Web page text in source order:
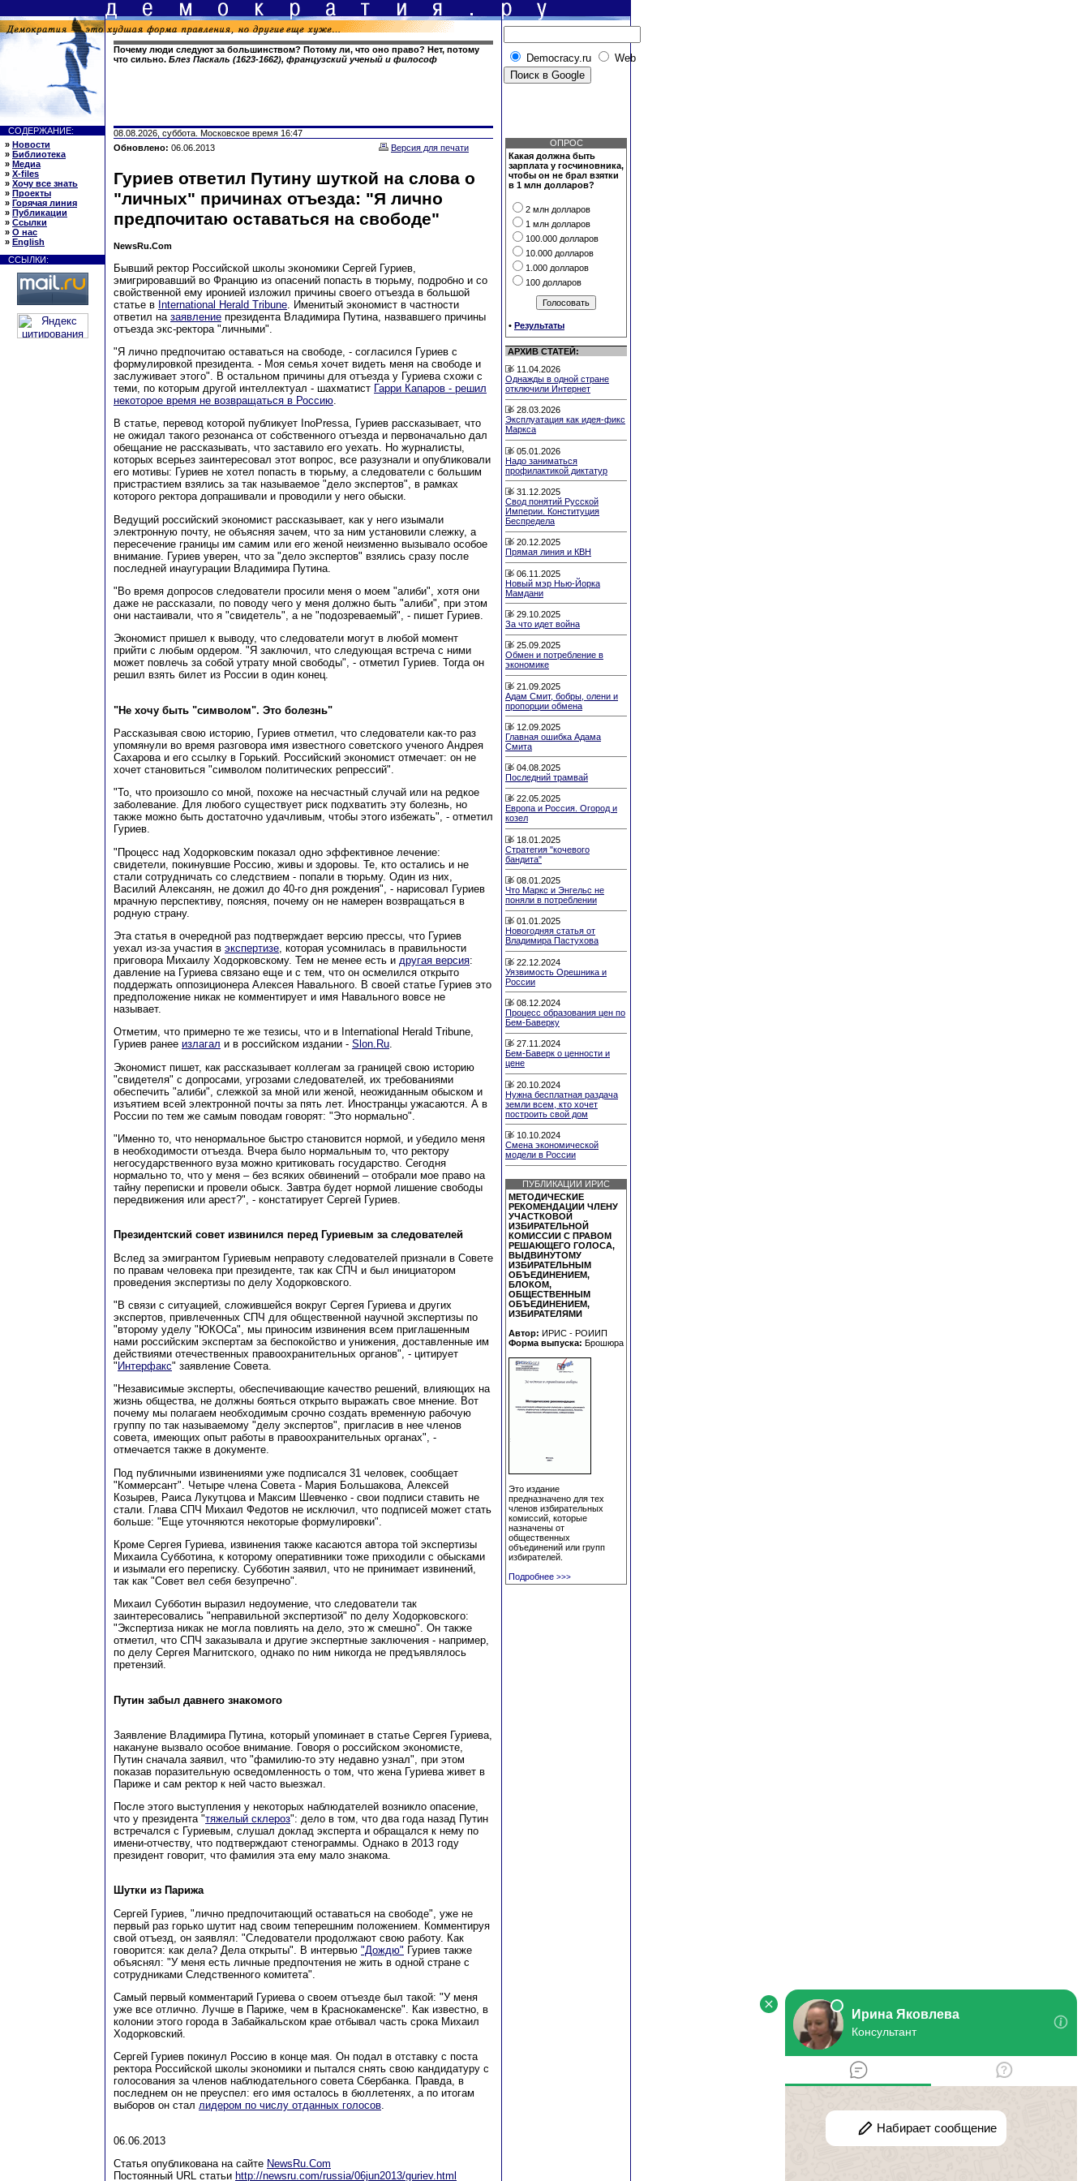
Почему люди следуют за большинством? Потому ли, что оно право? Нет, потому
что сильно. Блез Паскаль (1623-1662), французский ученый и философ Democracy.ru Web
СОДЕРЖАНИЕ:
» Новости
» Библиотека
» Медиа
» X-files
» Хочу все знать
» Проекты
» Горячая линия
» Публикации
» Ссылки
» О нас
» English
ССЫЛКИ:
08.08.2026, суббота. Московское время 16:47
Обновлено: 06.06.2013 Версия для печати
Гуриев ответил Путину шуткой на слова о
"личных" причинах отъезда: "Я лично
предпочитаю оставаться на свободе"
NewsRu.Com
Бывший ректор Российской школы экономики Сергей Гуриев,
эмигрировавший во Францию из опасений попасть в тюрьму, подробно и со
свойственной ему иронией изложил причины своего отъезда в большой
статье в International Herald Tribune . Именитый экономист в частности
ответил на заявление президента Владимира Путина, назвавшего причины
отъезда экс-ректора "личными".
"Я лично предпочитаю оставаться на свободе, - согласился Гуриев с
формулировкой президента. - Моя семья хочет видеть меня на свободе и
заслуживает этого". В остальном причины для отъезда у Гуриева схожи с
теми, по которым другой интеллектуал - шахматист Гарри Капаров - решил
некоторое время не возвращаться в Россию
В статье, перевод которой публикует InoPressa, Гуриев рассказывает, что
не ожидал такого резонанса от собственного отъезда и первоначально дал
обещание не рассказывать, что заставило его уехать. Но журналисты,
которых всерьез заинтересовал этот вопрос, все разузнали и опубликовали
его мотивы: Гуриев не хотел попасть в тюрьму, а следователи с большим
пристрастием взялись за так называемое "дело экспертов", в рамках
которого ректора допрашивали и проводили у него обыски.
Ведущий российский экономист рассказывает, как у него изымали
электронную почту, не объясняя зачем, что за ним установили слежку, а
пересечение границы им самим или его женой неизменно вызывало особое
внимание. Гуриев уверен, что за "дело экспертов" взялись сразу после
последней инаугурации Владимира Путина.
"Во время допросов следователи просили меня о моем "алиби", хотя они
даже не рассказали, по поводу чего у меня должно быть "алиби", при этом
они настаивали, что я "свидетель", а не "подозреваемый", - пишет Гуриев.
Экономист пришел к выводу, что следователи могут в любой момент
прийти с любым ордером. "Я заключил, что следующая встреча с ними
может повлечь за собой утрату мной свободы", - отметил Гуриев. Тогда он
решил взять билет из России в один конец.
"Не хочу быть "символом". Это болезнь"
Рассказывая свою историю, Гуриев отметил, что следователи как-то раз
упомянули во время разговора имя известного советского ученого Андрея
Сахарова и его ссылку в Горький. Российский экономист отмечает: он не
хочет становиться "символом политических репрессий".
"То, что произошло со мной, похоже на несчастный случай или на редкое
заболевание. Для любого существует риск подхватить эту болезнь, но
также можно быть достаточно удачливым, чтобы этого избежать", - отметил
Гуриев.
"Процесс над Ходорковским показал одно эффективное лечение:
свидетели, покинувшие Россию, живы и здоровы. Те, кто остались и не
стали сотрудничать со следствием - попали в тюрьму. Один из них,
Василий Алексанян, не дожил до 40-го дня рождения", - нарисовал Гуриев
мрачную перспективу, поясняя, почему он не намерен возвращаться в
родную страну.
Эта статья в очередной раз подтверждает версию прессы, что Гуриев
уехал из-за участия в экспертизе , которая усомнилась в правильности
приговора Михаилу Ходорковскому. Тем не менее есть и другая версия:
давление на Гуриева связано еще и с тем, что он осмелился открыто
поддержать оппозиционера Алексея Навального. В своей статье Гуриев это
предположение никак не комментирует и имя Навального вовсе не
называет.
Отметим, что примерно те же тезисы, что и в International Herald Tribune,
Гуриев ранее излагал и в российском издании - Slon.Ru.
Экономист пишет, как рассказывает коллегам за границей свою историю
"свидетеля" с допросами, угрозами следователей, их требованиями
обеспечить "алиби", слежкой за мной или женой, неожиданным обыском и
изъятием всей электронной почты за пять лет. Иностранцы ужасаются. А в
России по тем же самым поводам говорят: "Это нормально".
"Именно то, что ненормальное быстро становится нормой, и убедило меня
в необходимости отъезда. Вчера было нормальным то, что ректору
негосударственного вуза можно критиковать государство. Сегодня
нормально то, что у меня – без всяких обвинений – отобрали мое право на
тайну переписки и провели обыск. Завтра будет нормой лишение свободы
передвижения или арест?", - констатирует Сергей Гуриев.
Президентский совет извинился перед Гуриевым за следователей
Вслед за эмигрантом Гуриевым неправоту следователей признали в Совете
по правам человека при президенте, так как СПЧ и был инициатором
проведения экспертизы по делу Ходорковского.
"В связи с ситуацией, сложившейся вокруг Сергея Гуриева и других
экспертов, привлеченных СПЧ для общественной научной экспертизы по
"второму уделу "ЮКОСа", мы приносим извинения всем приглашенным
нами российским экспертам за беспокойство и унижения, доставленные им
действиями отечественных правоохранительных органов", - цитирует
" Интерфакс" заявление Совета.
"Независимые эксперты, обеспечивающие качество решений, влияющих на
жизнь общества, не должны бояться открыто выражать свое мнение. Вот
почему мы полагаем необходимым срочно создать временную рабочую
группу по так называемому "делу экспертов", пригласив в нее членов
совета, имеющих опыт работы в правоохранительных органах", -
отмечается также в документе.
Под публичными извинениями уже подписался 31 человек, сообщает
"Коммерсант". Четыре члена Совета - Мария Большакова, Алексей
Козырев, Раиса Лукутцова и Максим Шевченко - свои подписи ставить не
стали. Глава СПЧ Михаил Федотов не исключил, что подписей может стать
больше: "Еще уточняются некоторые формулировки".
Кроме Сергея Гуриева, извинения также касаются автора той экспертизы
Михаила Субботина, к которому оперативники тоже приходили с обысками
и изымали его переписку. Субботин заявил, что не принимает извинений,
так как "Совет вел себя безупречно".
Михаил Субботин выразил недоумение, что следователи так
заинтересовались "неправильной экспертизой" по делу Ходорковского:
"Экспертиза никак не могла повлиять на дело, это ж смешно". Он также
отметил, что СПЧ заказывала и другие экспертные заключения - например,
по делу Сергея Магнитского, однако по ним никогда не предъявлялось
претензий.
Путин забыл давнего знакомого
Заявление Владимира Путина, который упоминает в статье Сергея Гуриева,
накануне вызвало особое внимание. Говоря о российском экономисте,
Путин сначала заявил, что "фамилию-то эту недавно узнал", при этом
показав поразительную осведомленность о том, что жена Гуриева живет в
Париже и сам ректор к ней часто выезжал.
После этого выступления у некоторых наблюдателей возникло опасение,
что у президента "тяжелый склероз": дело в том, что два года назад Путин
встречался с Гуриевым, слушал доклад эксперта и обращался к нему по
имени-отчеству, что подтверждают стенограммы. Однако в 2013 году
президент говорит, что фамилия эта ему мало знакома.
Шутки из Парижа
Сергей Гуриев, "лично предпочитающий оставаться на свободе", уже не
первый раз горько шутит над своим теперешним положением. Комментируя
свой отъезд, он заявлял: "Следователи продолжают свою работу. Как
говорится: как дела? Дела открыты". В интервью "Дождю" Гуриев также
объяснял: "У меня есть личные предпочтения не жить в одной стране с
сотрудниками Следственного комитета".
Самый первый комментарий Гуриева о своем отъезде был такой: "У меня
уже все отлично. Лучше в Париже, чем в Краснокаменске". Как известно, в
колонии этого города в Забайкальском крае отбывал часть срока Михаил
Ходорковский.
Сергей Гуриев покинул Россию в конце мая. Он подал в отставку с поста
ректора Российской школы экономики и пытался снять свою кандидатуру с
голосования за членов наблюдательного совета Сбербанка. Правда, в
последнем он не преуспел: его имя осталось в бюллетенях, а по итогам
выборов он стал лидером по числу отданных голосов.
06.06.2013
Статья опубликована на сайте NewsRu.Com
Постоянный URL статьи http://newsru.com/russia/06jun2013/guriev.html
ОПРОС
Какая должна быть
зарплата у госчиновника,
чтобы он не брал взятки
в 1 млн долларов?
2 млн долларов
1 млн долларов
100.000 долларов
10.000 долларов
1.000 долларов
100 долларов
• Результаты
АРХИВ СТАТЕЙ:
11.04.2026
Однажды в одной стране
отключили Интернет
28.03.2026
Эксплуатация как идея-фикс
Маркса
05.01.2026
Надо заниматься
профилактикой диктатур
31.12.2025
Свод понятий Русской
Империи. Конституция
Беспредела
20.12.2025
Прямая линия и КВН
06.11.2025
Новый мэр Нью-Йорка
Мамдани
29.10.2025
За что идет война
25.09.2025
Обмен и потребление в
экономике
21.09.2025
Адам Смит, бобры, олени и
пропорции обмена
12.09.2025
Главная ошибка Адама
Смита
04.08.2025
Последний трамвай
22.05.2025
Европа и Россия. Огород и
козел
18.01.2025
Стратегия "кочевого
бандита"
08.01.2025
Что Маркс и Энгельс не
поняли в потреблении
01.01.2025
Новогодняя статья от
Владимира Пастухова
22.12.2024
Уязвимость Орешника и
России
08.12.2024
Процесс образования цен по
Бем-Баверку
27.11.2024
Бем-Баверк о ценности и
цене
20.10.2024
Нужна бесплатная раздача
земли всем, кто хочет
построить свой дом
10.10.2024
Смена экономической
модели в России
ПУБЛИКАЦИИ ИРИС
МЕТОДИЧЕСКИЕ
РЕКОМЕНДАЦИИ ЧЛЕНУ
УЧАСТКОВОЙ
ИЗБИРАТЕЛЬНОЙ
КОМИССИИ С ПРАВОМ
РЕШАЮЩЕГО ГОЛОСА,
ВЫДВИНУТОМУ
ИЗБИРАТЕЛЬНЫМ
ОБЪЕДИНЕНИЕМ,
БЛОКОМ,
ОБЩЕСТВЕННЫМ
ОБЪЕДИНЕНИЕМ,
ИЗБИРАТЕЛЯМИ
Автор: ИРИС - РОИИП
Форма выпуска: Брошюра
Это издание
предназначено для тех
членов избирательных
комиссий, которые
назначены от
общественных
объединений или групп
избирателей.
Подробнее >>>